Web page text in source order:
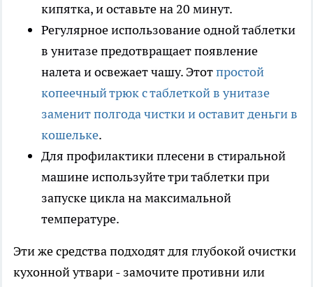
кипятка, и оставьте на 20 минут.
Регулярное использование одной таблетки
в унитазе предотвращает появление
налета и освежает чашу. Этотпростой
копеечный трюк с таблеткой в унитазе
заменит полгода чистки и оставит деньги в
кошельке.
Для профилактики плесени в стиральной
машине используйте три таблетки при
запуске цикла на максимальной
температуре.
Эти же средства подходят для глубокой очистки
кухонной утвари - замочите противни или